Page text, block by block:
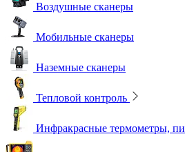
Воздушные сканеры
Мобильные сканеры
Наземные сканеры
Тепловой контроль
Инфракрасные термометры,